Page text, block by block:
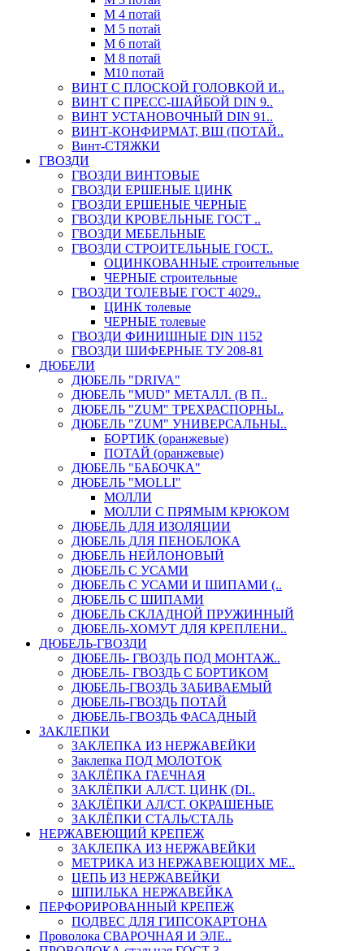
М 4 потай
М 5 потай
М 6 потай
М 8 потай
М10 потай
ВИНТ С ПЛОСКОЙ ГОЛОВКОЙ И..
ВИНТ С ПРЕСС-ШАЙБОЙ DIN 9..
ВИНТ УСТАНОВОЧНЫЙ DIN 91..
ВИНТ-КОНФИРМАТ, ВШ (ПОТАЙ..
Винт-СТЯЖКИ
ГВОЗДИ
ГВОЗДИ ВИНТОВЫЕ
ГВОЗДИ ЕРШЕНЫЕ ЦИНК
ГВОЗДИ ЕРШЕНЫЕ ЧЕРНЫЕ
ГВОЗДИ КРОВЕЛЬНЫЕ ГОСТ ..
ГВОЗДИ МЕБЕЛЬНЫЕ
ГВОЗДИ СТРОИТЕЛЬНЫЕ ГОСТ..
ОЦИНКОВАННЫЕ строительные
ЧЕРНЫЕ строительные
ГВОЗДИ ТОЛЕВЫЕ ГОСТ 4029..
ЦИНК толевые
ЧЕРНЫЕ толевые
ГВОЗДИ ФИНИШНЫЕ DIN 1152
ГВОЗДИ ШИФЕРНЫЕ ТУ 208-81
ДЮБЕЛИ
ДЮБЕЛЬ "DRIVA"
ДЮБЕЛЬ "MUD" МЕТАЛЛ. (В П..
ДЮБЕЛЬ "ZUM" ТРЕХРАСПОРНЫ..
ДЮБЕЛЬ "ZUM" УНИВЕРСАЛЬНЫ..
БОРТИК (оранжевые)
ПОТАЙ (оранжевые)
ДЮБЕЛЬ "БАБОЧКА"
ДЮБЕЛЬ "МOLLI"
МОЛЛИ
МОЛЛИ С ПРЯМЫМ КРЮКОМ
ДЮБЕЛЬ ДЛЯ ИЗОЛЯЦИИ
ДЮБЕЛЬ ДЛЯ ПЕНОБЛОКА
ДЮБЕЛЬ НЕЙЛОНОВЫЙ
ДЮБЕЛЬ С УСАМИ
ДЮБЕЛЬ С УСАМИ И ШИПАМИ (..
ДЮБЕЛЬ С ШИПАМИ
ДЮБЕЛЬ СКЛАДНОЙ ПРУЖИННЫЙ
ДЮБЕЛЬ-ХОМУТ ДЛЯ КРЕПЛЕНИ..
ДЮБЕЛЬ-ГВОЗДИ
ДЮБЕЛЬ- ГВОЗДЬ ПОД МОНТАЖ..
ДЮБЕЛЬ- ГВОЗДЬ С БОРТИКОМ
ДЮБЕЛЬ-ГВОЗДЬ ЗАБИВАЕМЫЙ
ДЮБЕЛЬ-ГВОЗДЬ ПОТАЙ
ДЮБЕЛЬ-ГВОЗДЬ ФАСАДНЫЙ
ЗАКЛЕПКИ
ЗАКЛЕПКА ИЗ НЕРЖАВЕЙКИ
Заклепка ПОД МОЛОТОК
ЗАКЛЁПКА ГАЕЧНАЯ
ЗАКЛЁПКИ АЛ/СТ. ЦИНК (DI..
ЗАКЛЁПКИ АЛ/СТ. ОКРАШЕНЫЕ
ЗАКЛЁПКИ СТАЛЬ/СТАЛЬ
НЕРЖАВЕЮЩИЙ КРЕПЕЖ
ЗАКЛЕПКА ИЗ НЕРЖАВЕЙКИ
МЕТРИКА ИЗ НЕРЖАВЕЮЩИХ МЕ..
ЦЕПЬ ИЗ НЕРЖАВЕЙКИ
ШПИЛЬКА НЕРЖАВЕЙКА
ПЕРФОРИРОВАННЫЙ КРЕПЕЖ
ПОДВЕС ДЛЯ ГИПСОКАРТОНА
Проволока СВАРОЧНАЯ И ЭЛЕ..